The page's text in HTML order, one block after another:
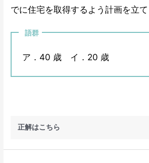
でに住宅を取得するよう計画を立て
語群
ア．40 歳 イ．20 歳
正解はこちら